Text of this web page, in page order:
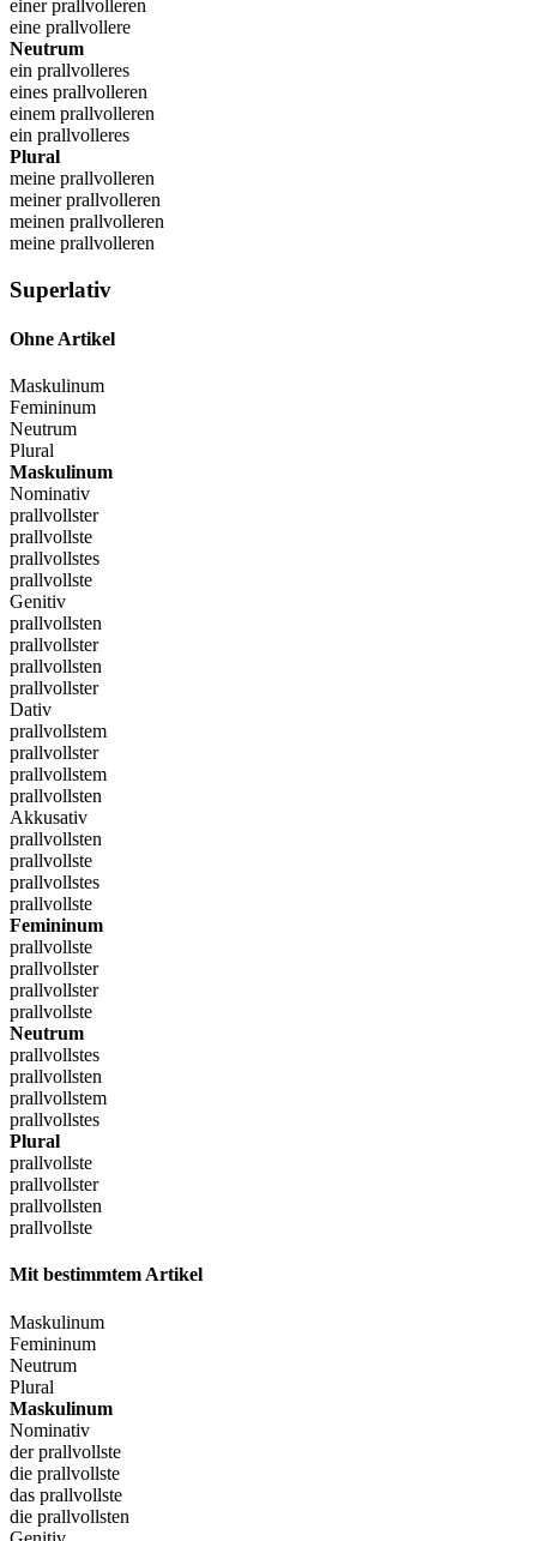
einer prallvolleren
eine prallvollere
Neutrum
ein prallvolleres
eines prallvolleren
einem prallvolleren
ein prallvolleres
Plural
meine prallvolleren
meiner prallvolleren
meinen prallvolleren
meine prallvolleren
Superlativ
Ohne Artikel
Maskulinum
Femininum
Neutrum
Plural
Maskulinum
Nominativ
prallvollster
prallvollste
prallvollstes
prallvollste
Genitiv
prallvollsten
prallvollster
prallvollsten
prallvollster
Dativ
prallvollstem
prallvollster
prallvollstem
prallvollsten
Akkusativ
prallvollsten
prallvollste
prallvollstes
prallvollste
Femininum
prallvollste
prallvollster
prallvollster
prallvollste
Neutrum
prallvollstes
prallvollsten
prallvollstem
prallvollstes
Plural
prallvollste
prallvollster
prallvollsten
prallvollste
Mit bestimmtem Artikel
Maskulinum
Femininum
Neutrum
Plural
Maskulinum
Nominativ
der prallvollste
die prallvollste
das prallvollste
die prallvollsten